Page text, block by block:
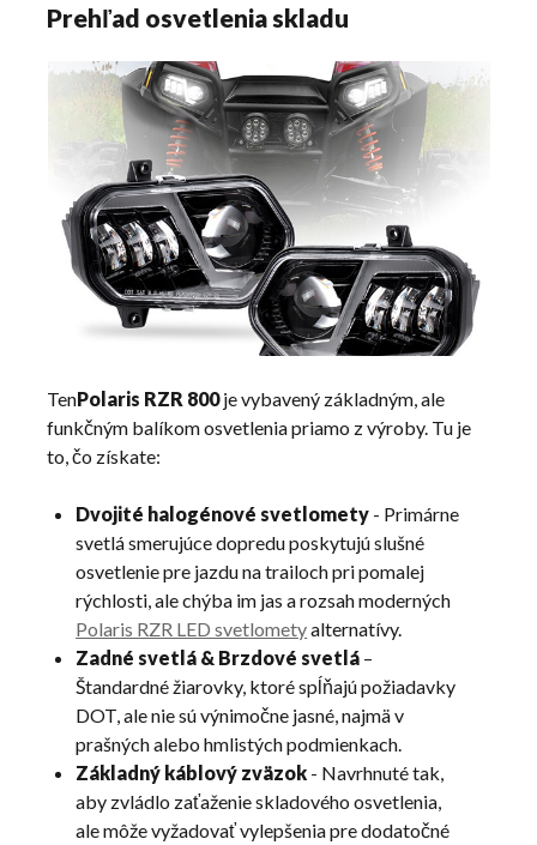
Prehľad osvetlenia skladu
TenPolaris RZR 800je vybavený základným, ale
funkčným balíkom osvetlenia priamo z výroby. Tu je
to, čo získate:
Dvojité halogénové svetlomety - Primárne
svetlá smerujúce dopredu poskytujú slušné
osvetlenie pre jazdu na trailoch pri pomalej
rýchlosti, ale chýba im jas a rozsah moderných
Polaris RZR LED svetlometyalternatívy.
Zadné svetlá & Brzdové svetlá –
Štandardné žiarovky, ktoré spĺňajú požiadavky
DOT, ale nie sú výnimočne jasné, najmä v
prašných alebo hmlistých podmienkach.
Základný káblový zväzok - Navrhnuté tak,
aby zvládlo zaťaženie skladového osvetlenia,
ale môže vyžadovať vylepšenia pre dodatočné